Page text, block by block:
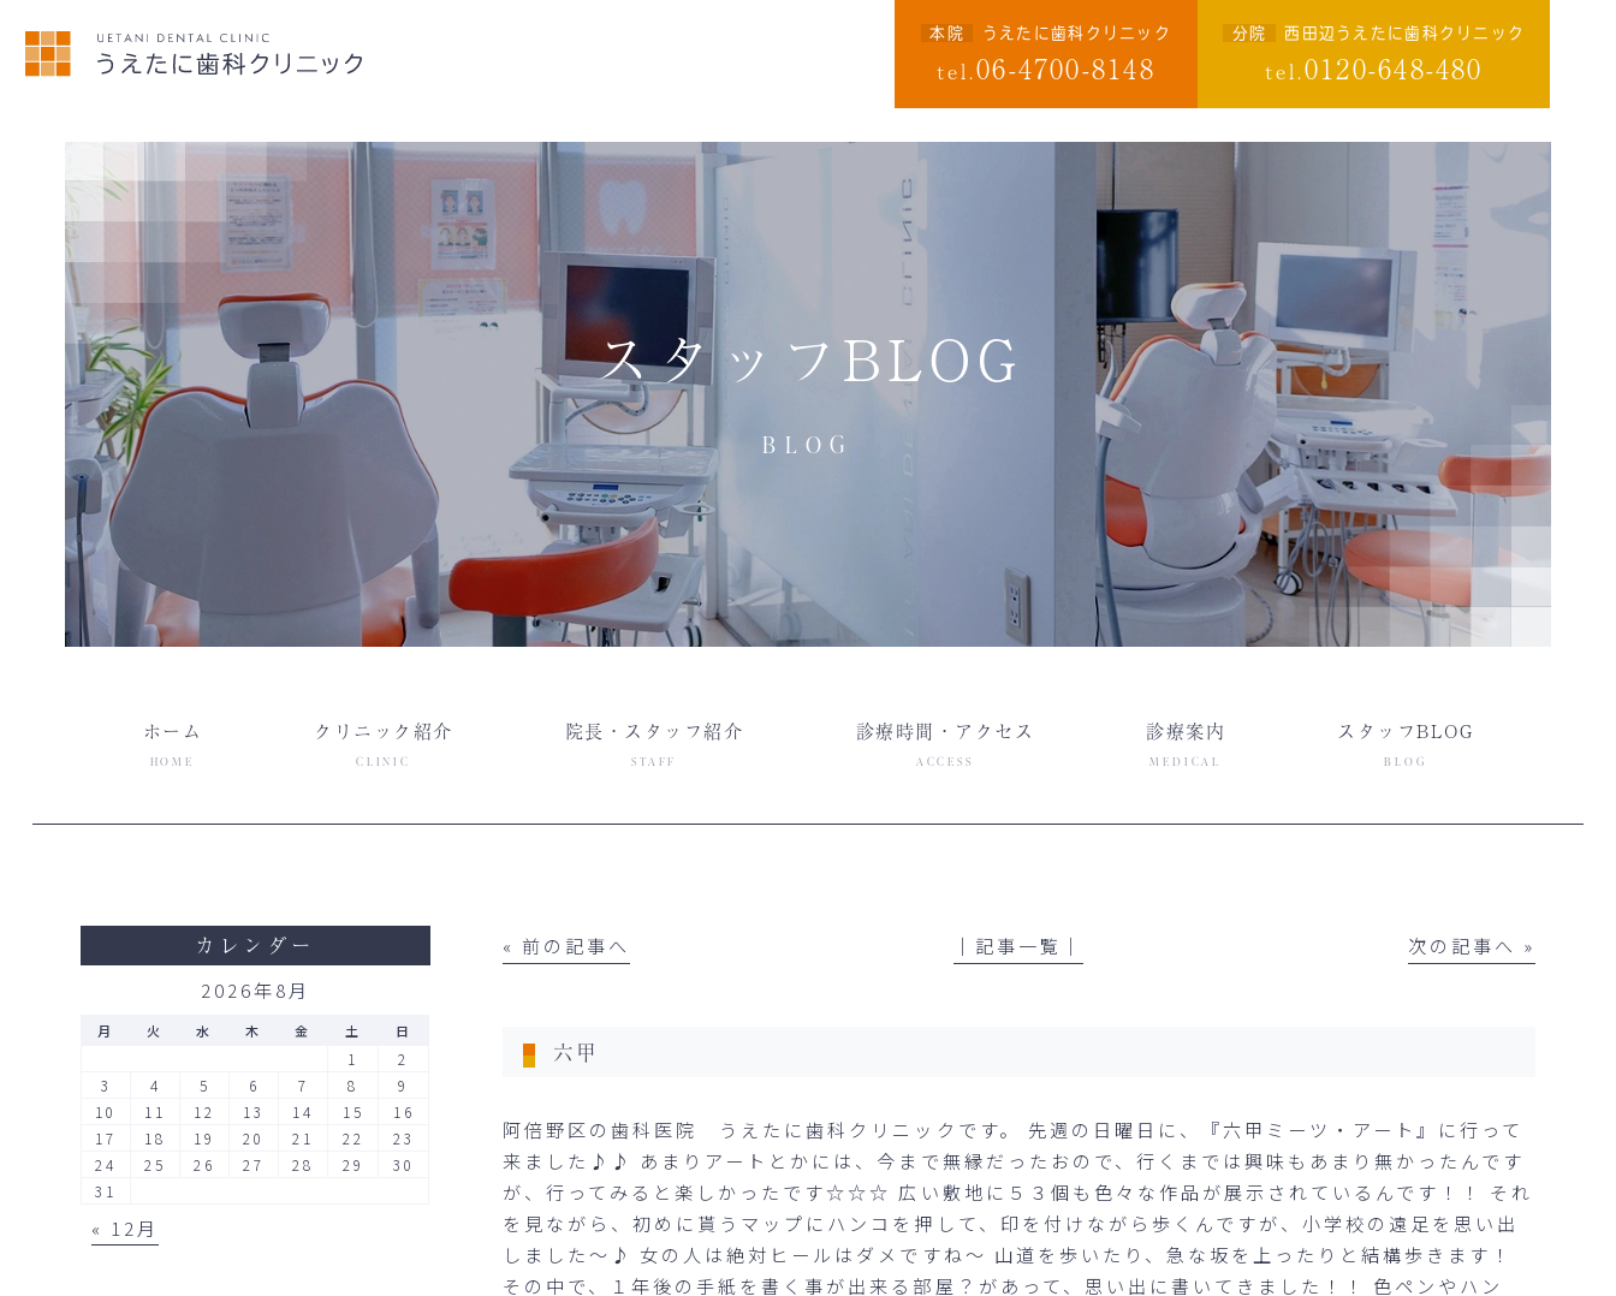
本院 うえたに歯科クリニック
tel.06-4700-8148
分院 西田辺うえたに歯科クリニック
tel.0120-648-480
スタッフBLOG
BLOG
ホーム
HOME
クリニック紹介
CLINIC
院長・スタッフ紹介
STAFF
診療時間・アクセス
ACCESS
診療案内
MEDICAL
スタッフBLOG
BLOG
« 前の記事へ │記事一覧│ 次の記事へ »
六甲
阿倍野区の歯科医院 うえたに歯科クリニックです。 先週の日曜日に、『六甲ミーツ・アート』に行って
来ました♪♪ あまりアートとかには、今まで無縁だったおので、行くまでは興味もあまり無かったんです
が、行ってみると楽しかったです☆☆☆ 広い敷地に５３個も色々な作品が展示されているんです！！ それ
を見ながら、初めに貰うマップにハンコを押して、印を付けながら歩くんですが、小学校の遠足を思い出
しました～♪ 女の人は絶対ヒールはダメですね～ 山道を歩いたり、急な坂を上ったりと結構歩きます！
その中で、１年後の手紙を書く事が出来る部屋？があって、思い出に書いてきました！！ 色ペンやハン
カレンダー
2026年8月
月 火 水 木 金 土 日
1
2
3
4 5 6 7 8
9
10
11 12 13 14 15
16
17
18 19 20 21 22
23
24
25 26 27 28 29
30
31
« 12月